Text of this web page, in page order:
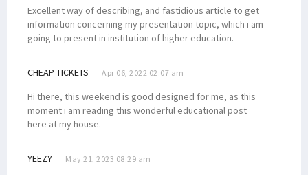
Excellent way of describing, and fastidious article to get
information concerning my presentation topic, which i am
going to present in institution of higher education.
CHEAP TICKETS Apr 06, 2022 02:07 am
Hi there, this weekend is good designed for me, as this
moment i am reading this wonderful educational post
here at my house.
YEEZY May 21, 2023 08:29 am